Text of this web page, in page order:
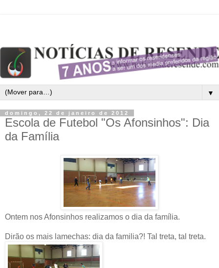
▼
domingo, 22 de janeiro de 2012
Escola de Futebol "Os Afonsinhos": Dia
da Família
Ontem nos Afonsinhos realizamos o dia da família.
Dirão os mais lamechas: dia da familia?! Tal treta, tal treta.